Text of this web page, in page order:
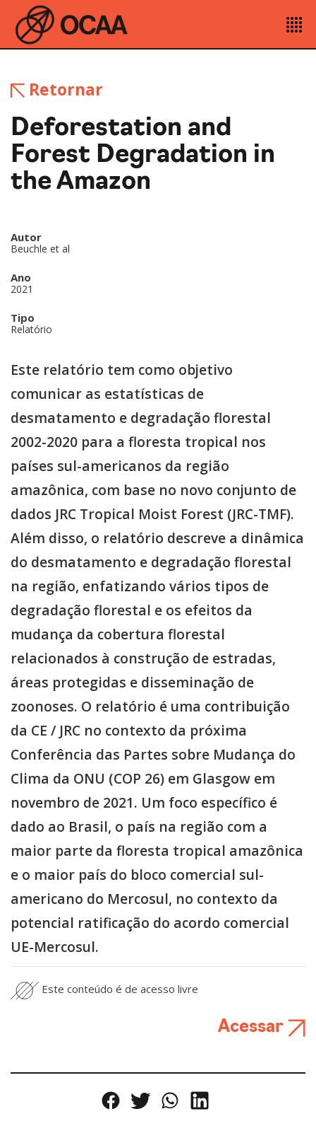
Retornar
Deforestation and
Forest Degradation in
the Amazon
Autor
Beuchle et al
Ano
2021
Tipo
Relatório
Este relatório tem como objetivo
comunicar as estatísticas de
desmatamento e degradação florestal
2002-2020 para a floresta tropical nos
países sul-americanos da região
amazônica, com base no novo conjunto de
dados JRC Tropical Moist Forest (JRC-TMF).
Além disso, o relatório descreve a dinâmica
do desmatamento e degradação florestal
na região, enfatizando vários tipos de
degradação florestal e os efeitos da
mudança da cobertura florestal
relacionados à construção de estradas,
áreas protegidas e disseminação de
zoonoses. O relatório é uma contribuição
da CE / JRC no contexto da próxima
Conferência das Partes sobre Mudança do
Clima da ONU (COP 26) em Glasgow em
novembro de 2021. Um foco específico é
dado ao Brasil, o país na região com a
maior parte da floresta tropical amazônica
e o maior país do bloco comercial sul-
americano do Mercosul, no contexto da
potencial ratificação do acordo comercial
UE-Mercosul.
Este conteúdo é de acesso livre
Acessar